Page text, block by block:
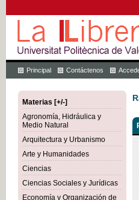
Principal Contáctenos
Materias [+/-]
Agronomía, Hidráulica y
Medio Natural
Arquitectura y Urbanismo
Arte y Humanidades
Ciencias
Ciencias Sociales y Jurídicas
Economía y Organización de